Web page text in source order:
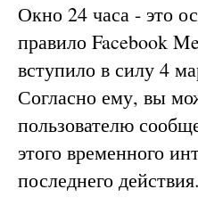
Окно 24 часа - это
правило Facebook
вступило в силу 4
Согласно ему, вы
пользователю
этого временного
последнего действия.